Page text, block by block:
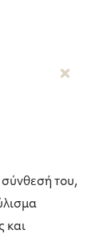
του,
και